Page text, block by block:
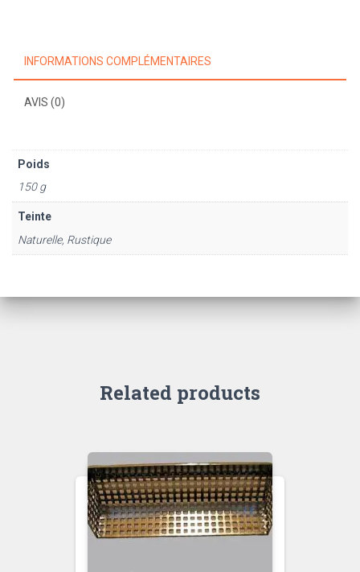
INFORMATIONS COMPLÉMENTAIRES
AVIS (0)
Poids
150 g
Teinte
Naturelle, Rustique
Related products